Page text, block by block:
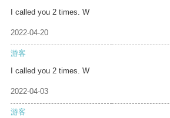
I called you 2 times. W
2022-04-20
游客
I called you 2 times. W
2022-04-03
游客